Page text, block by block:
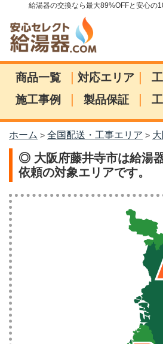
給湯器の交換なら最大89%OFFと安心の
商品一覧 | 対応エリア |
施工事例
| 製品保証 |
ホーム > 全国配送・工事エリア >
◎ 大阪府藤井寺市は給湯
依頼の対象エリアです。